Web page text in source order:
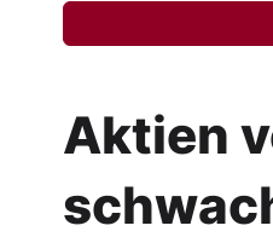
Finanz-
Abo &
Aktien